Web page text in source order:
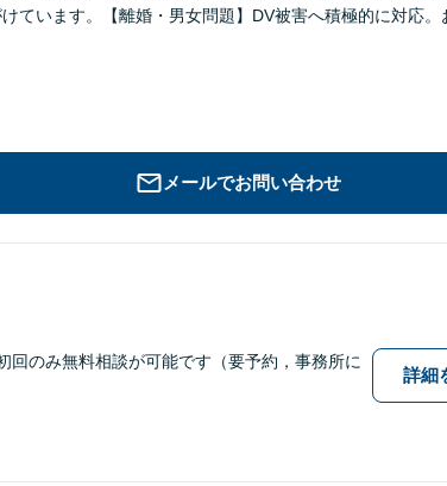
ています。【離婚・男女問題】DV被害へ積極的に対応。
メールでお問い合わせ
のみ無料相談が可能です（要予約，事務所に
詳細